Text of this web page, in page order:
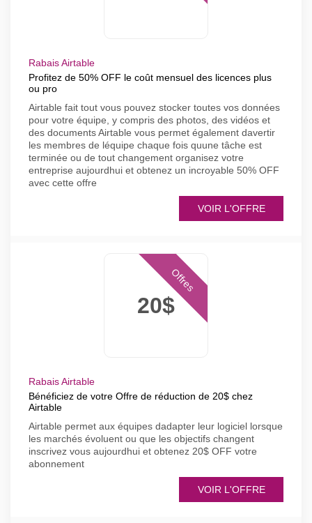
Rabais Airtable
Profitez de 50% OFF le coût mensuel des licences plus
ou pro
Airtable fait tout vous pouvez stocker toutes vos données
pour votre équipe, y compris des photos, des vidéos et
des documents Airtable vous permet également davertir
les membres de léquipe chaque fois quune tâche est
terminée ou de tout changement organisez votre
entreprise aujourdhui et obtenez un incroyable 50% OFF
avec cette offre
VOIR L'OFFRE
20$
Offres
Rabais Airtable
Bénéficiez de votre Offre de réduction de 20$ chez
Airtable
Airtable permet aux équipes dadapter leur logiciel lorsque
les marchés évoluent ou que les objectifs changent
inscrivez vous aujourdhui et obtenez 20$ OFF votre
abonnement
VOIR L'OFFRE